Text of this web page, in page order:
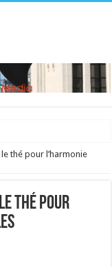
thé pour l’harmonie
thé pour